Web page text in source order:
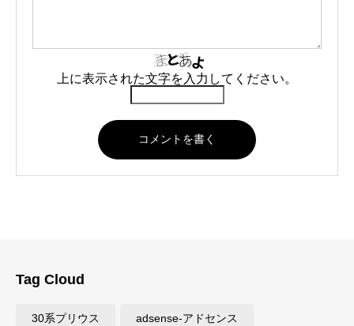
上に表示された文字を入力してください。
Tag Cloud
30系プリウス adsense-アドセンス